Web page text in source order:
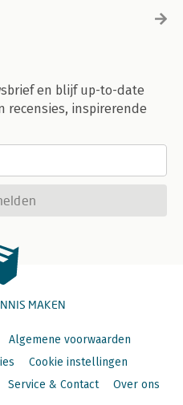
en blijf up-to-date
recensies, inspirerende
MAKEN
Algemene voorwaarden
Cookie instellingen
Service & Contact Over ons